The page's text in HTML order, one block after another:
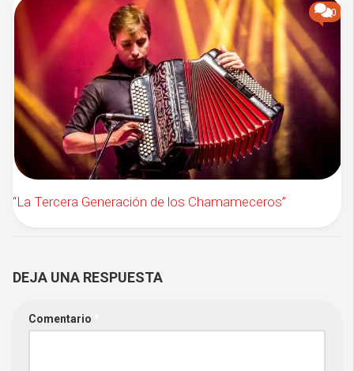
0
“La Tercera Generación de los Chamameceros”
DEJA UNA RESPUESTA
Comentario